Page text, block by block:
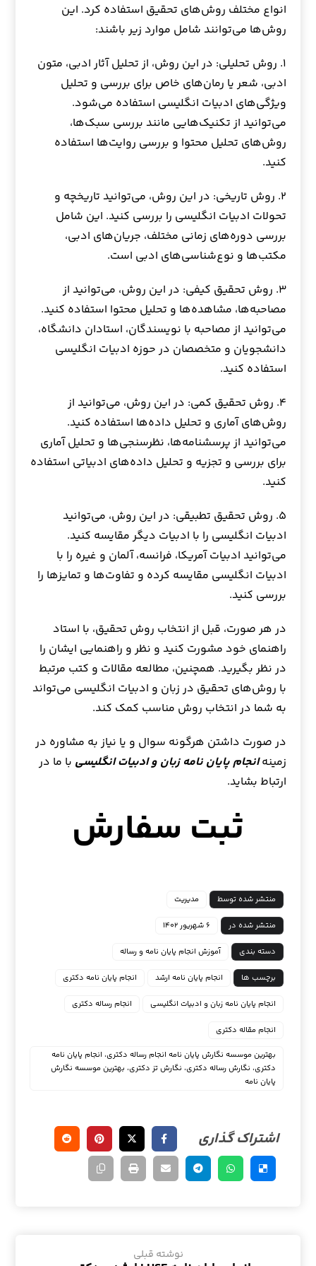
انواع مختلف روش‌های تحقیق استفاده کرد. این
روش‌ها می‌توانند شامل موارد زیر باشند:
۱. روش تحلیلی: در این روش، از تحلیل آثار ادبی، متون
ادبی، شعر یا رمان‌های خاص برای بررسی و تحلیل
ویژگی‌های ادبیات انگلیسی استفاده می‌شود.
می‌توانید از تکنیک‌هایی مانند بررسی سبک‌ها،
روش‌های تحلیل محتوا و بررسی روایت‌ها استفاده
کنید.
۲. روش تاریخی: در این روش، می‌توانید تاریخچه و
تحولات ادبیات انگلیسی را بررسی کنید. این شامل
بررسی دوره‌های زمانی مختلف، جریان‌های ادبی،
مکتب‌ها و نوع‌شناسی‌های ادبی است.
۳. روش تحقیق کیفی: در این روش، می‌توانید از
مصاحبه‌ها، مشاهده‌ها و تحلیل محتوا استفاده کنید.
می‌توانید از مصاحبه با نویسندگان، استادان دانشگاه،
دانشجویان و متخصصان در حوزه ادبیات انگلیسی
استفاده کنید.
۴. روش تحقیق کمی: در این روش، می‌توانید از
روش‌های آماری و تحلیل داده‌ها استفاده کنید.
می‌توانید از پرسشنامه‌ها، نظرسنجی‌ها و تحلیل آماری
برای بررسی و تجزیه و تحلیل داده‌های ادبیاتی استفاده
کنید.
۵. روش تحقیق تطبیقی: در این روش، می‌توانید
ادبیات انگلیسی را با ادبیات دیگر مقایسه کنید.
می‌توانید ادبیات آمریکا، فرانسه، آلمان و غیره را با
ادبیات انگلیسی مقایسه کرده و تفاوت‌ها و تمایزها را
بررسی کنید.
در هر صورت، قبل از انتخاب روش تحقیق، با استاد
راهنمای خود مشورت کنید و نظر و راهنمایی ایشان را
در نظر بگیرید. همچنین، مطالعه مقالات و کتب مرتبط
با روش‌های تحقیق در زبان و ادبیات انگلیسی می‌تواند
به شما در انتخاب روش مناسب کمک کند.
در صورت داشتن هرگونه سوال و یا نیاز به مشاوره در
زمینهانجام پایان نامه زبان و ادبیات انگلیسی با ما در
ارتباط بشاید.
ثبت سفارش
منتشر شده توسط مدیریت
منتشر شده در ۶ شهریور ۱۴۰۲
دسته بندی آموزش انجام پایان نامه و رساله
برچسب ها انجام پایان نامه ارشد انجام پایان نامه دکتری
انجام پایان نامه زبان و ادبیات انگلیسی انجام رساله دکتری
انجام مقاله دکتری
بهترین موسسه نگارش پایان نامه انجام رساله دکتری، انجام پایان نامه
دکتری، نگارش رساله دکتری، نگارش تز دکتری، بهترین موسسه نگارش
پایان نامه
نوشته قبلی